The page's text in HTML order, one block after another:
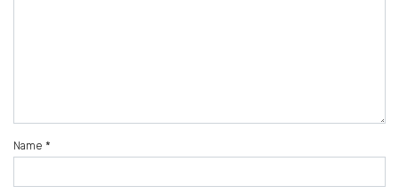
Name *